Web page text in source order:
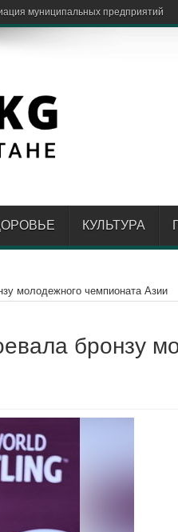
КУЛЬТУРА
молодежного чемпионата Азии
бронзу